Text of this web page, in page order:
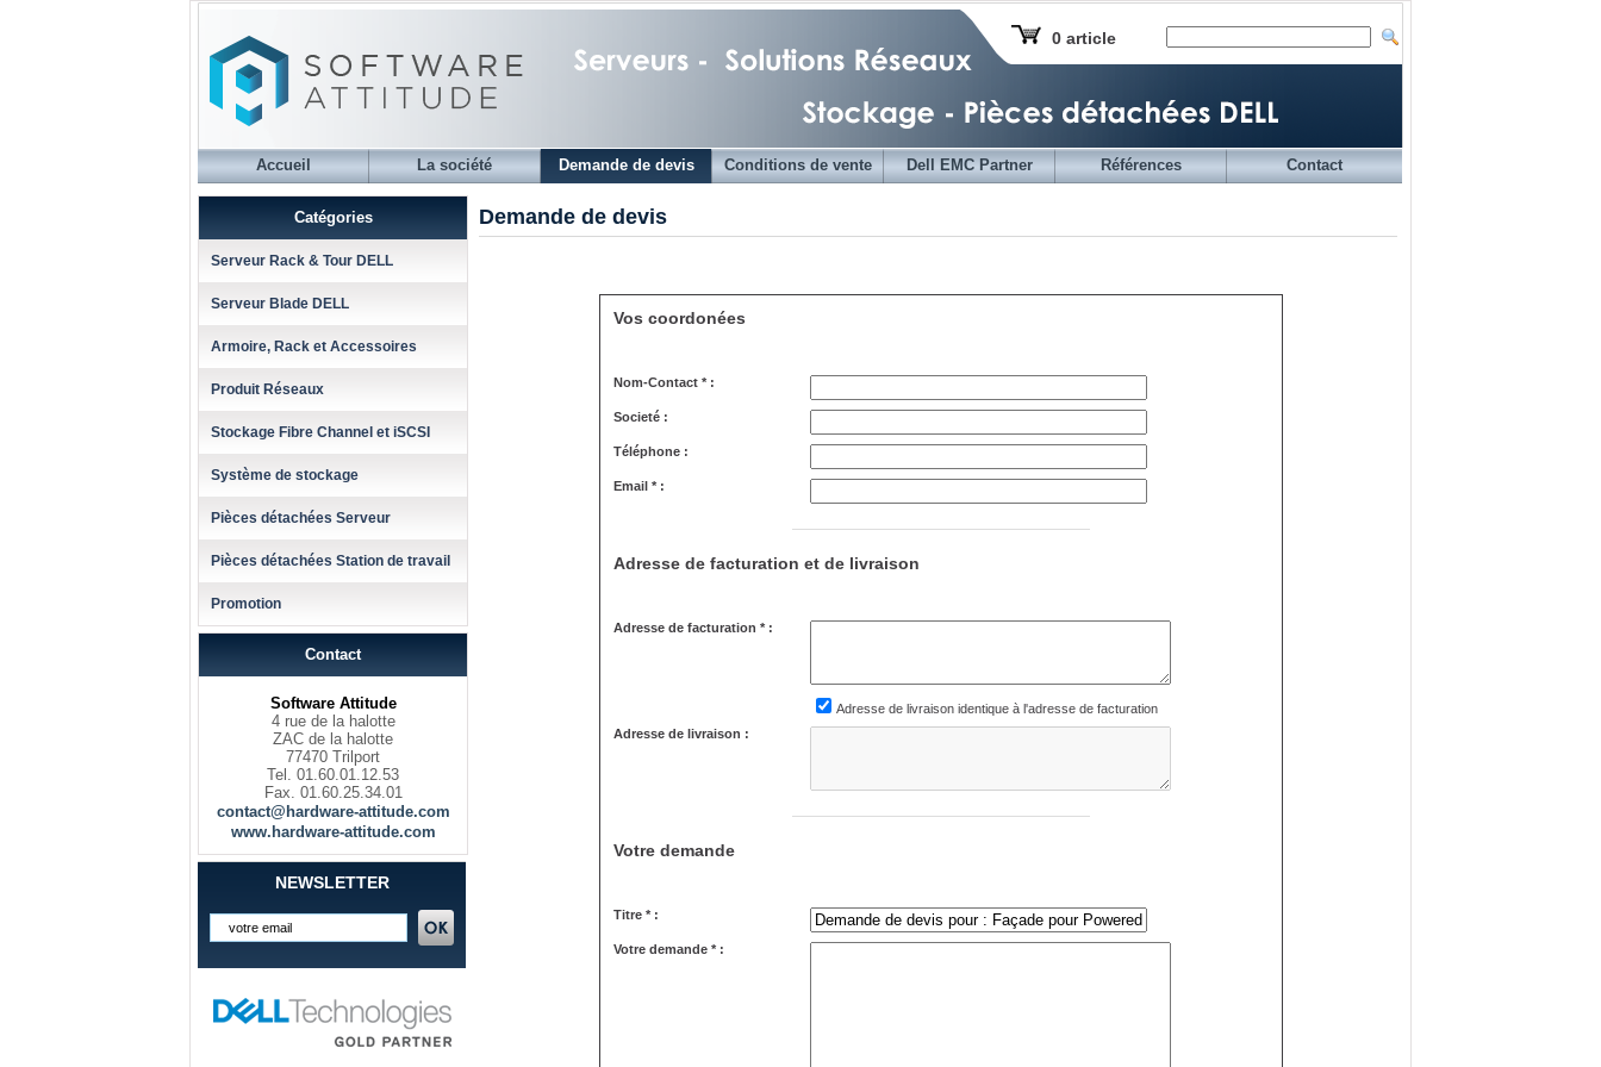
0 article
Accueil La société Demande de devis Conditions de vente Dell EMC Partner Références Contact
Catégories
Serveur Rack & Tour DELL
Serveur Blade DELL
Armoire, Rack et Accessoires
Produit Réseaux
Stockage Fibre Channel et iSCSI
Système de stockage
Pièces détachées Serveur
Pièces détachées Station de travail
Promotion
Contact
Software Attitude
4 rue de la halotte
ZAC de la halotte
77470 Trilport
Tel. 01.60.01.12.53
Fax. 01.60.25.34.01
contact@hardware-attitude.com
www.hardware-attitude.com
NEWSLETTER
Demande de devis
Vos coordonées
Nom-Contact * :
Societé :
Téléphone :
Email * :
Adresse de facturation et de livraison
Adresse de facturation * :
Adresse de livraison identique à l'adresse de facturation
Adresse de livraison :
Votre demande
Titre * :
Votre demande * :